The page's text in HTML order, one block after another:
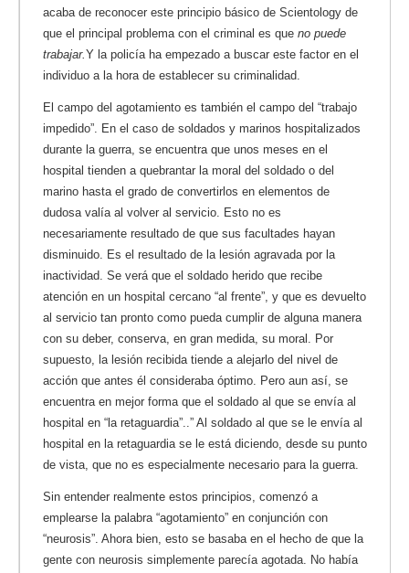
acaba de reconocer este principio básico de Scientology de
que el principal problema con el criminal es que no puede
trabajar.Y la policía ha empezado a buscar este factor en el
individuo a la hora de establecer su criminalidad.
El campo del agotamiento es también el campo del “trabajo
impedido”. En el caso de soldados y marinos hospitalizados
durante la guerra, se encuentra que unos meses en el
hospital tienden a quebrantar la moral del soldado o del
marino hasta el grado de convertirlos en elementos de
dudosa valía al volver al servicio. Esto no es
necesariamente resultado de que sus facultades hayan
disminuido. Es el resultado de la lesión agravada por la
inactividad. Se verá que el soldado herido que recibe
atención en un hospital cercano “al frente”, y que es devuelto
al servicio tan pronto como pueda cumplir de alguna manera
con su deber, conserva, en gran medida, su moral. Por
supuesto, la lesión recibida tiende a alejarlo del nivel de
acción que antes él consideraba óptimo. Pero aun así, se
encuentra en mejor forma que el soldado al que se envía al
hospital en “la retaguardia”..” Al soldado al que se le envía al
hospital en la retaguardia se le está diciendo, desde su punto
de vista, que no es especialmente necesario para la guerra.
Sin entender realmente estos principios, comenzó a
emplearse la palabra “agotamiento” en conjunción con
“neurosis”. Ahora bien, esto se basaba en el hecho de que la
gente con neurosis simplemente parecía agotada. No había